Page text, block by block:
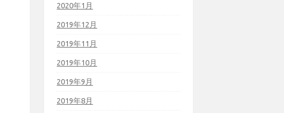
2020年1月
2019年12月
2019年11月
2019年10月
2019年9月
2019年8月